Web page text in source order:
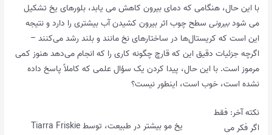
با این حال، هنگامی که دمای بیرون کاهش می یابد، بلورهای یخ تشکیل
می شودبیرونی سطح چوب اثر بیرون کشیدن آب بیشتری را دارد و نتیجه
این است که کریستال‌ها در ساختارهای نخ مانند و بلند رشد می‌کنند –
اگرچه جزئیات دقیق این که قارچ چگونه کاری را که انجام می‌دهد هنوز کمی
مرموز است. با این حال، پیدا کردن یک سؤال علمی که کاملاً پاسخ داده
نشده است، خوب است، اینطور نیست؟
یخ مو بیشتر در طبیعت، توسط Tiarra Friskie
نکته آخر: فقط
اگر فکر می